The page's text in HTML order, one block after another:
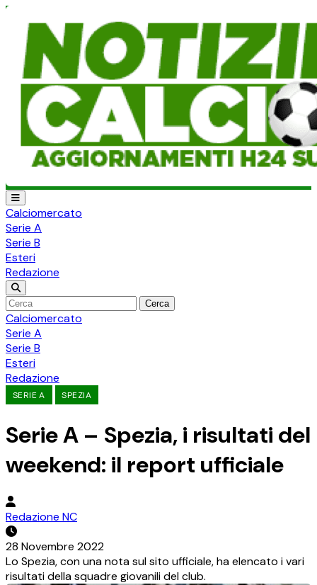
Calciomercato
Serie A
Serie B
Esteri
Redazione
Cerca
Calciomercato
Serie A
Serie B
Esteri
Redazione
SERIE A SPEZIA
Serie A – Spezia, i risultati del
weekend: il report ufficiale
Redazione NC
28 Novembre 2022
Lo Spezia, con una nota sul sito ufficiale, ha elencato i vari
risultati della squadre giovanili del club.